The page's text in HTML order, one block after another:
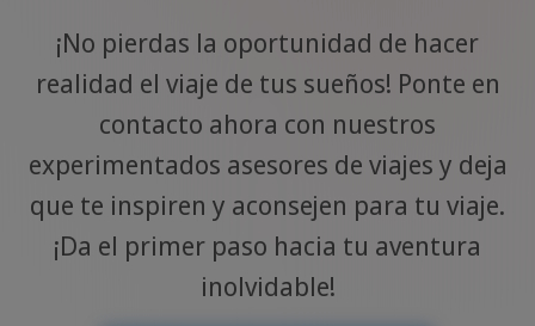
¡No pierdas la oportunidad de hacer
realidad el viaje de tus sueños! Ponte en
contacto ahora con nuestros
experimentados asesores de viajes y deja
que te inspiren y aconsejen para tu viaje.
¡Da el primer paso hacia tu aventura
inolvidable!